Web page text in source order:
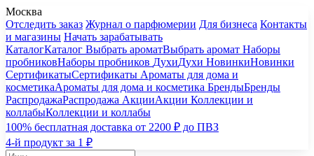
Москва
Отследить заказ Журнал о парфюмерии Для бизнеса Контакты
и магазины Начать зарабатывать
КаталогКаталог Выбрать ароматВыбрать аромат Наборы
пробниковНаборы пробников ДухиДухи НовинкиНовинки
СертификатыСертификаты Ароматы для дома и
косметикаАроматы для дома и косметика БрендыБренды
РаспродажаРаспродажа АкцииАкции Коллекции и
коллабыКоллекции и коллабы
100% бесплатная доставка от 2200 ₽ до ПВЗ
4-й продукт за 1 ₽